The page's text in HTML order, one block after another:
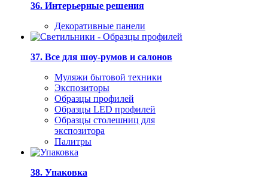
36. Интерьерные решения
Декоративные панели
37. Все для шоу-румов и салонов
Муляжи бытовой техники
Экспозиторы
Образцы профилей
Образцы LED профилей
Образцы столешниц для
экспозитора
Палитры
38. Упаковка